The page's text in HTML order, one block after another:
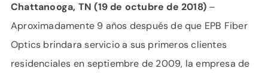
Chattanooga, TN (19 de octubre de 2018) –
Aproximadamente 9 años después de que EPB Fiber
Optics brindara servicio a sus primeros clientes
residenciales en septiembre de 2009, la empresa de